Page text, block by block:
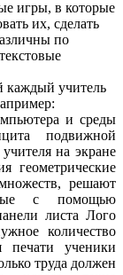
игры, в которые
их, сделать
по
каждый учитель
и среды
подвижной
на экране
геометрические
решают
с помощью
листа Лого
количество
ученики
труда должен